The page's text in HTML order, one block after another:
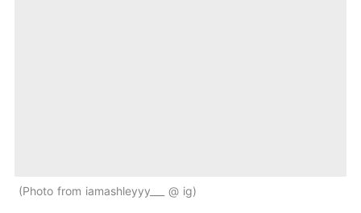
Photo from iamashleyyy___ @ ig